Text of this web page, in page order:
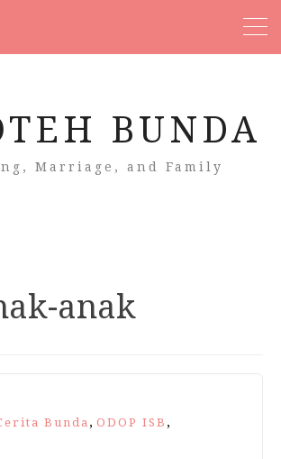
BUNDA
Marriage, and Family
anak
Bunda , ODOP ISB ,